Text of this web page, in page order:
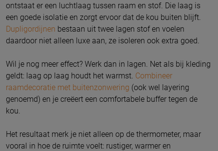
ontstaat er een luchtlaag tussen raam en stof. Die laag is
een goede isolatie en zorgt ervoor dat de kou buiten blijft.
Dupligordijnen bestaan uit twee lagen stof en voelen
daardoor niet alleen luxe aan, ze isoleren ook extra goed.
Wil je nog meer effect? Werk dan in lagen. Net als bij kleding
geldt: laag op laag houdt het warmst. Combineer
raamdecoratie met buitenzonwering (ook wel layering
genoemd) en je creëert een comfortabele buffer tegen de
kou.
Het resultaat merk je niet alleen op de thermometer, maar
vooral in hoe de ruimte voelt: rustiger, warmer en